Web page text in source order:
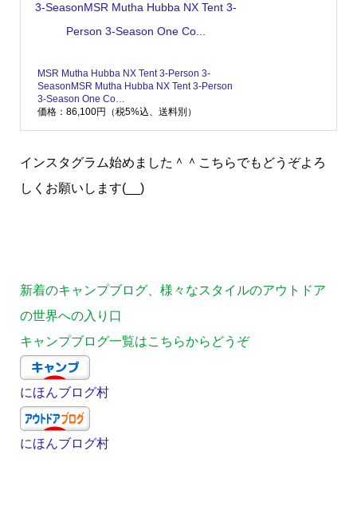
MSR Mutha Hubba NX Tent 3-Person 3-
SeasonMSR Mutha Hubba NX Tent 3-Person
3-Season One Co…
価格：86,100円（税5%込、送料別）
インスタグラム始めました＾＾こちらでもどうぞよろ
しくお願いします(__)
新着のキャンプブログ、様々なスタイルのアウトドア
の世界への入り口
キャンプブログ一覧はこちらからどうぞ
にほんブログ村
にほんブログ村